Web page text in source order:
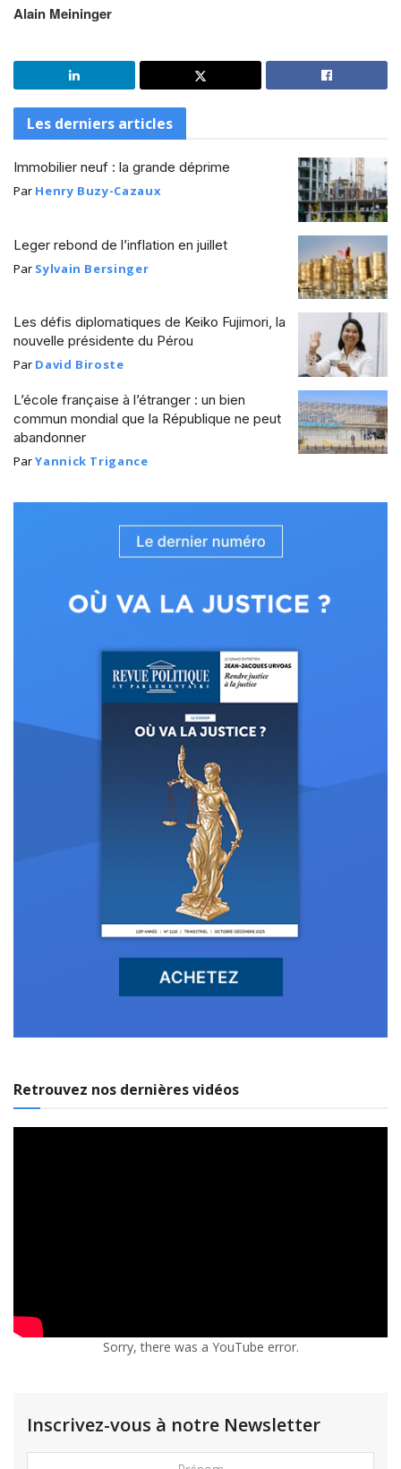
Alain Meininger
Les derniers articles
Immobilier neuf : la grande déprime
Par Henry Buzy-Cazaux
Leger rebond de l’inflation en juillet
Par Sylvain Bersinger
Les défis diplomatiques de Keiko Fujimori, la
nouvelle présidente du Pérou
Par David Biroste
L’école française à l’étranger : un bien
commun mondial que la République ne peut
abandonner
ParYannick Trigance
Retrouvez nos dernières vidéos
Sorry, there was a YouTube error.
Inscrivez-vous à notre Newsletter